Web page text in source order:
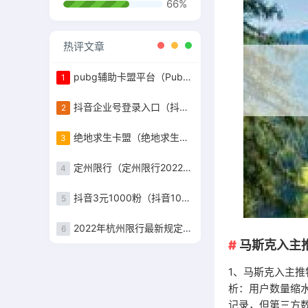
66%
热评文章
1 pubg辅助卡盟平台（Pubg卡盟）
2 抖音企业号登录入口（抖音企业号登陆网址）
3 绝地求生卡盟（绝地求生卡盟在线自助下单）
4 定州限行（定州限行2022年8月最新通知）
5 抖音3元1000粉（抖音1000粉）
6 2022年杭州限行最新规定（杭州限行时间2022最新规定）
马斯克入主
1、马斯克入主
析：用户数量缩
记录，但第三方